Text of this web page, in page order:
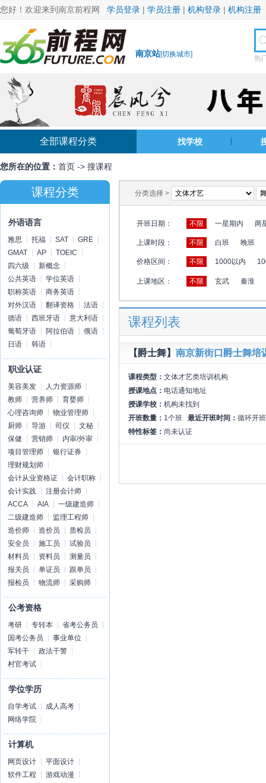
您好！欢迎来到南京前程网 学员登录 | 学员注册 | 机构登录 | 机构注册
南京站[切换城市] 热
全部课程分类 找学校
您所在的位置： 首页 -> 搜课程
课程分类
外语语言
雅思 托福 SAT
GRE
GMAT
AP
TOEIC
四六级
新概念
公共英语
学位英语
职称英语
商务英语
对外汉语
翻译资格
法语
德语
西班牙语
意大利语
葡萄牙语
阿拉伯语
俄语
日语
韩语
职业认证
美容美发
人力资源师
教师
营养师
育婴师
心理咨询师
物业管理师
厨师
导游 司仪
文秘
保健
营销师
内审/外审
项目管理师
银行证券
理财规划师
会计从业资格证
会计职称
会计实践
注册会计师
ACCA
AIA
一级建造师
二级建造师
监理工程师
造价师
造价员
质检员
安全员
施工员
试验员
材料员
资料员
测量员
报关员
单证员
跟单员
报检员
物流师 采购师
公考资格
考研 专转本
省考公务员
国考公务员
事业单位
军转干
政法干警
村官考试
学位学历
自学考试
成人高考
网络学院
计算机
网页设计
平面设计
软件工程
游戏动漫
分类选择 >
开班日期： 不限 一星期内 两
上课时段： 不限 白班 晚班
价格区间： 不限 1000以内
上课地区： 不限 玄武 秦淮
课程列表
【爵士舞】 南京新街口爵士舞培
课程类型： 文体才艺类培训机构
授课地点： 电话通知地址
授课学校： 机构未找到
开班数量： 1个班 最近开班时间： 循环开班
特性标签： 尚未认证